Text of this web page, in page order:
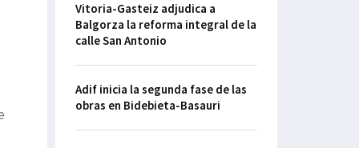
Vitoria-Gasteiz adjudica a
Balgorza la reforma integral de la
calle San Antonio
Adif inicia la segunda fase de las
obras en Bidebieta-Basauri